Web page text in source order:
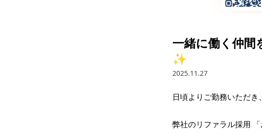
一緒に働く仲間
✨
2025.11.27
日頃よりご勤務いただ
弊社のリファラル採用